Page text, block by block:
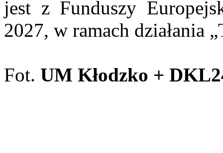
jest z Funduszy
2027, w ramach działania
Fot. UM Kłodzko +